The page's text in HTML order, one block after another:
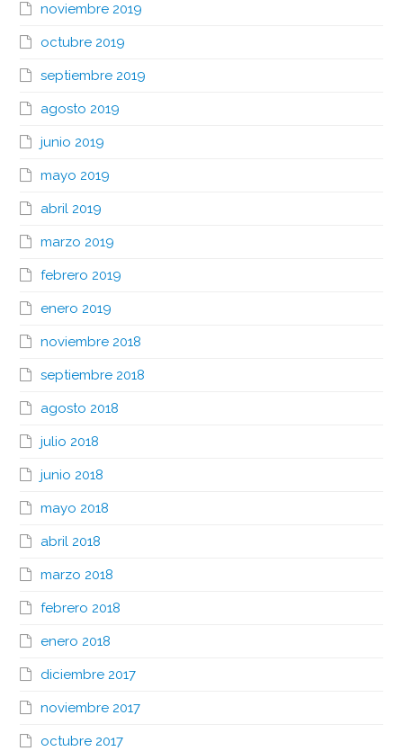
noviembre 2019
octubre 2019
septiembre 2019
agosto 2019
junio 2019
mayo 2019
abril 2019
marzo 2019
febrero 2019
enero 2019
noviembre 2018
septiembre 2018
agosto 2018
julio 2018
junio 2018
mayo 2018
abril 2018
marzo 2018
febrero 2018
enero 2018
diciembre 2017
noviembre 2017
octubre 2017